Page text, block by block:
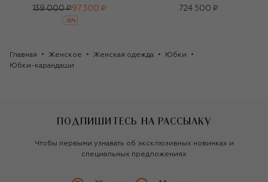
139 000 ₽97 300 ₽
-30%
724 500 ₽
Главная Женское Женская одежда
Юбки
Юбки-карандаши
ПОДПИШИТЕСЬ НА РАССЫЛКУ
Чтобы первыми узнавать об эксклюзивных новинках и
специальных предложениях